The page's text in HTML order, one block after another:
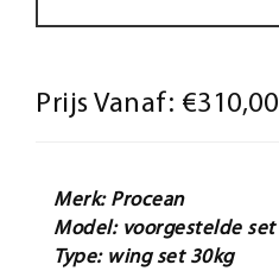
Prijs Vanaf: €310,00
Merk: Procean
Model: voorgestelde set
Type: wing set 30kg